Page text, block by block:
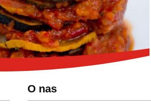
O nas